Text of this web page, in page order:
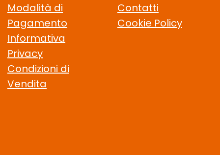
Modalità di
Pagamento
Informativa
Privacy
Condizioni di
Vendita
Contatti
Cookie Policy